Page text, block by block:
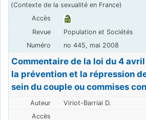
(Contexte de la sexualité en France)
Population et Sociétés
no 445, mai 2008
Commentaire de la loi du 4
la prévention et la répression
sein du couple ou commises
Viriot-Barrial D.